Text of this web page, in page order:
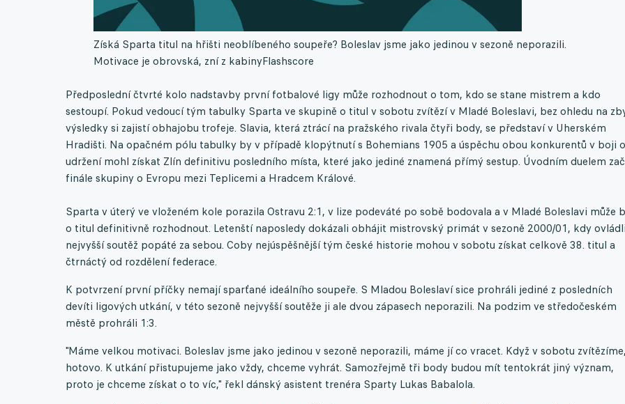
Získá Sparta titul na hřišti neoblíbeného soupeře? Boleslav jsme jako jedinou v sezoně neporazili.
Motivace je obrovská, zní z kabinyFlashscore
Předposlední čtvrté kolo nadstavby první fotbalové ligy může rozhodnout o tom, kdo se stane mistrem a kdo
sestoupí. Pokud vedoucí tým tabulky Sparta ve skupině o titul v sobotu zvítězí v Mladé Boleslavi, bez ohledu na
výsledky si zajistí obhajobu trofeje. Slavia, která ztrácí na pražského rivala čtyři body, se představí v Uherském
Hradišti. Na opačném pólu tabulky by v případě klopýtnutí s Bohemians 1905 a úspěchu obou konkurentů v boji o
udržení mohl získat Zlín definitivu posledního místa, které jako jediné znamená přímý sestup. Úvodním duelem
finále skupiny o Evropu mezi Teplicemi a Hradcem Králové.
Sparta v úterý ve vloženém kole porazila Ostravu 2:1, v lize podeváté po sobě bodovala a v Mladé Boleslavi může
o titul definitivně rozhodnout. Letenští naposledy dokázali obhájit mistrovský primát v sezoně 2000/01, kdy
nejvyšší soutěž popáté za sebou. Coby nejúspěšnější tým české historie mohou v sobotu získat celkově 38. titul a
čtrnáctý od rozdělení federace.
K potvrzení první příčky nemají sparťané ideálního soupeře. S Mladou Boleslaví sice prohráli jediné z posledních
devíti ligových utkání, v této sezoně nejvyšší soutěže ji ale dvou zápasech neporazili. Na podzim ve středočeském
městě prohráli 1:3.
"Máme velkou motivaci. Boleslav jsme jako jedinou v sezoně neporazili, máme jí co vracet. Když v sobotu
hotovo. K utkání přistupujeme jako vždy, chceme vyhrát. Samozřejmě tři body budou mít tentokrát jiný význam,
proto je chceme získat o to víc," řekl dánský asistent trenéra Sparty Lukas Babalola.